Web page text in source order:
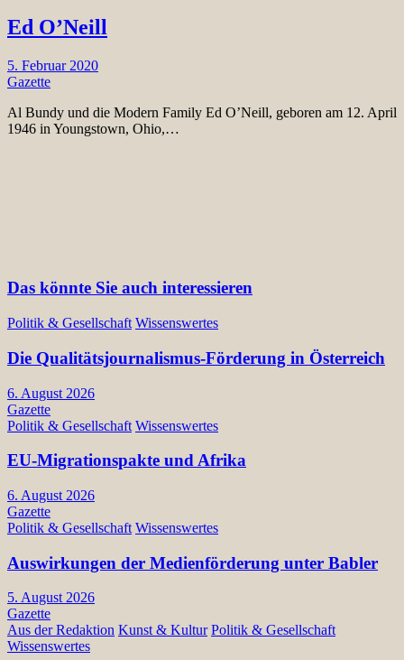
Ed O’Neill
5. Februar 2020
Gazette
Al Bundy und die Modern Family Ed O’Neill, geboren am 12. April
1946 in Youngstown, Ohio,…
Das könnte Sie auch interessieren
Politik & Gesellschaft Wissenswertes
Die Qualitätsjournalismus-Förderung in Österreich
6. August 2026
Gazette
Politik & Gesellschaft Wissenswertes
EU-Migrationspakte und Afrika
6. August 2026
Gazette
Politik & Gesellschaft Wissenswertes
Auswirkungen der Medienförderung unter Babler
5. August 2026
Gazette
Aus der Redaktion Kunst & Kultur Politik & Gesellschaft
Wissenswertes